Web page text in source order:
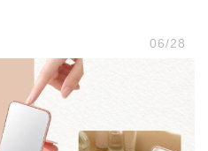
06/28